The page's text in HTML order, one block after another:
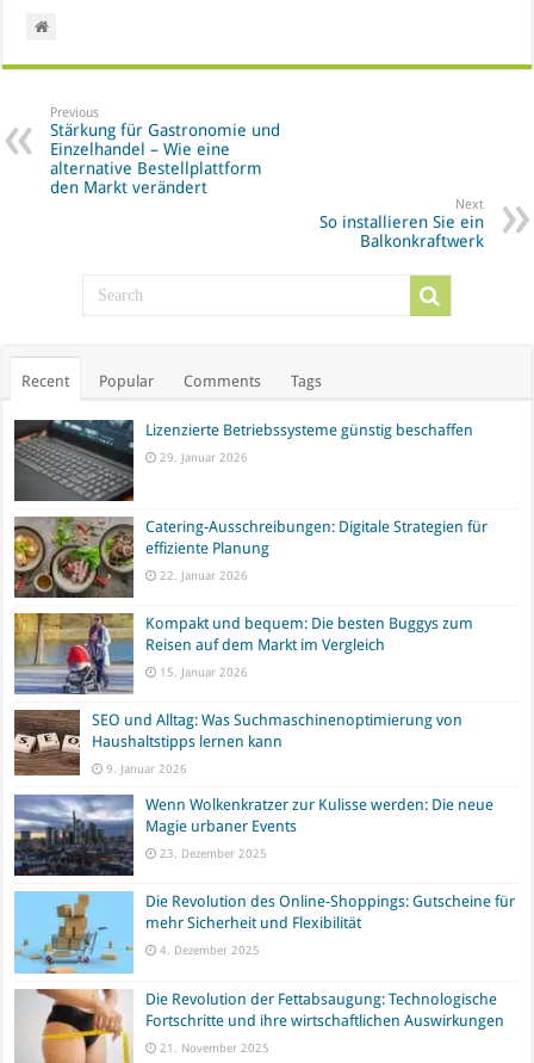
Previous
Stärkung für Gastronomie und
Einzelhandel – Wie eine
alternative Bestellplattform
den Markt verändert
Next
So installieren Sie ein
Balkonkraftwerk
Recent Popular Comments Tags
Lizenzierte Betriebssysteme günstig beschaffen
29. Januar 2026
Catering-Ausschreibungen: Digitale Strategien für
effiziente Planung
22. Januar 2026
Kompakt und bequem: Die besten Buggys zum
Reisen auf dem Markt im Vergleich
15. Januar 2026
SEO und Alltag: Was Suchmaschinenoptimierung von
Haushaltstipps lernen kann
9. Januar 2026
Wenn Wolkenkratzer zur Kulisse werden: Die neue
Magie urbaner Events
23. Dezember 2025
Die Revolution des Online-Shoppings: Gutscheine für
mehr Sicherheit und Flexibilität
4. Dezember 2025
Die Revolution der Fettabsaugung: Technologische
Fortschritte und ihre wirtschaftlichen Auswirkungen
21. November 2025